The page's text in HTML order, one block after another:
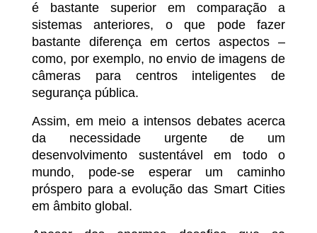
é bastante superior em comparação a
sistemas anteriores, o que pode fazer
bastante diferença em certos aspectos –
como, por exemplo, no envio de imagens de
câmeras para centros inteligentes de
segurança pública.
Assim, em meio a intensos debates acerca
da necessidade urgente de um
desenvolvimento sustentável em todo o
mundo, pode-se esperar um caminho
próspero para a evolução das Smart Cities
em âmbito global.